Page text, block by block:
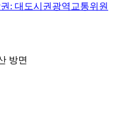
: 대도시권광역교통위원
방면